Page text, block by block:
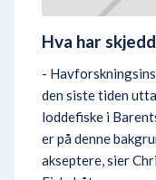
Hva har
-
den siste tiden
loddefiske i
er på denne
akseptere, sier